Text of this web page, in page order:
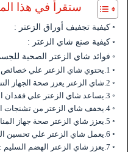
ستقرأ في هذا
كيفية تجفيف أوراق الزعتر :
كيفية صنع شاي الزعتر :
فوائد شاي الزعتر الصحية
1.يحتوي شاي الزعتر علي خصائص مضادة للأكسدة :
2.شاي الزعتر يعزز صحة الجهاز التنفسي :
3.يساعد شاي الزعتر علي فقدان الوزن :
4.يخفف شاي الزعتر من تشنجات الحيض :
5.يعزز شاي الزعتر صحة جهاز المناعة :
6.يعمل شاي الزعتر علي تحسين الذاكرة :
7.يعزز شاي الزعتر الهضم السليم :